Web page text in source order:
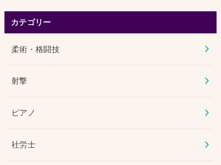
カテゴリー
柔術・格闘技
射撃
ピアノ
社労士